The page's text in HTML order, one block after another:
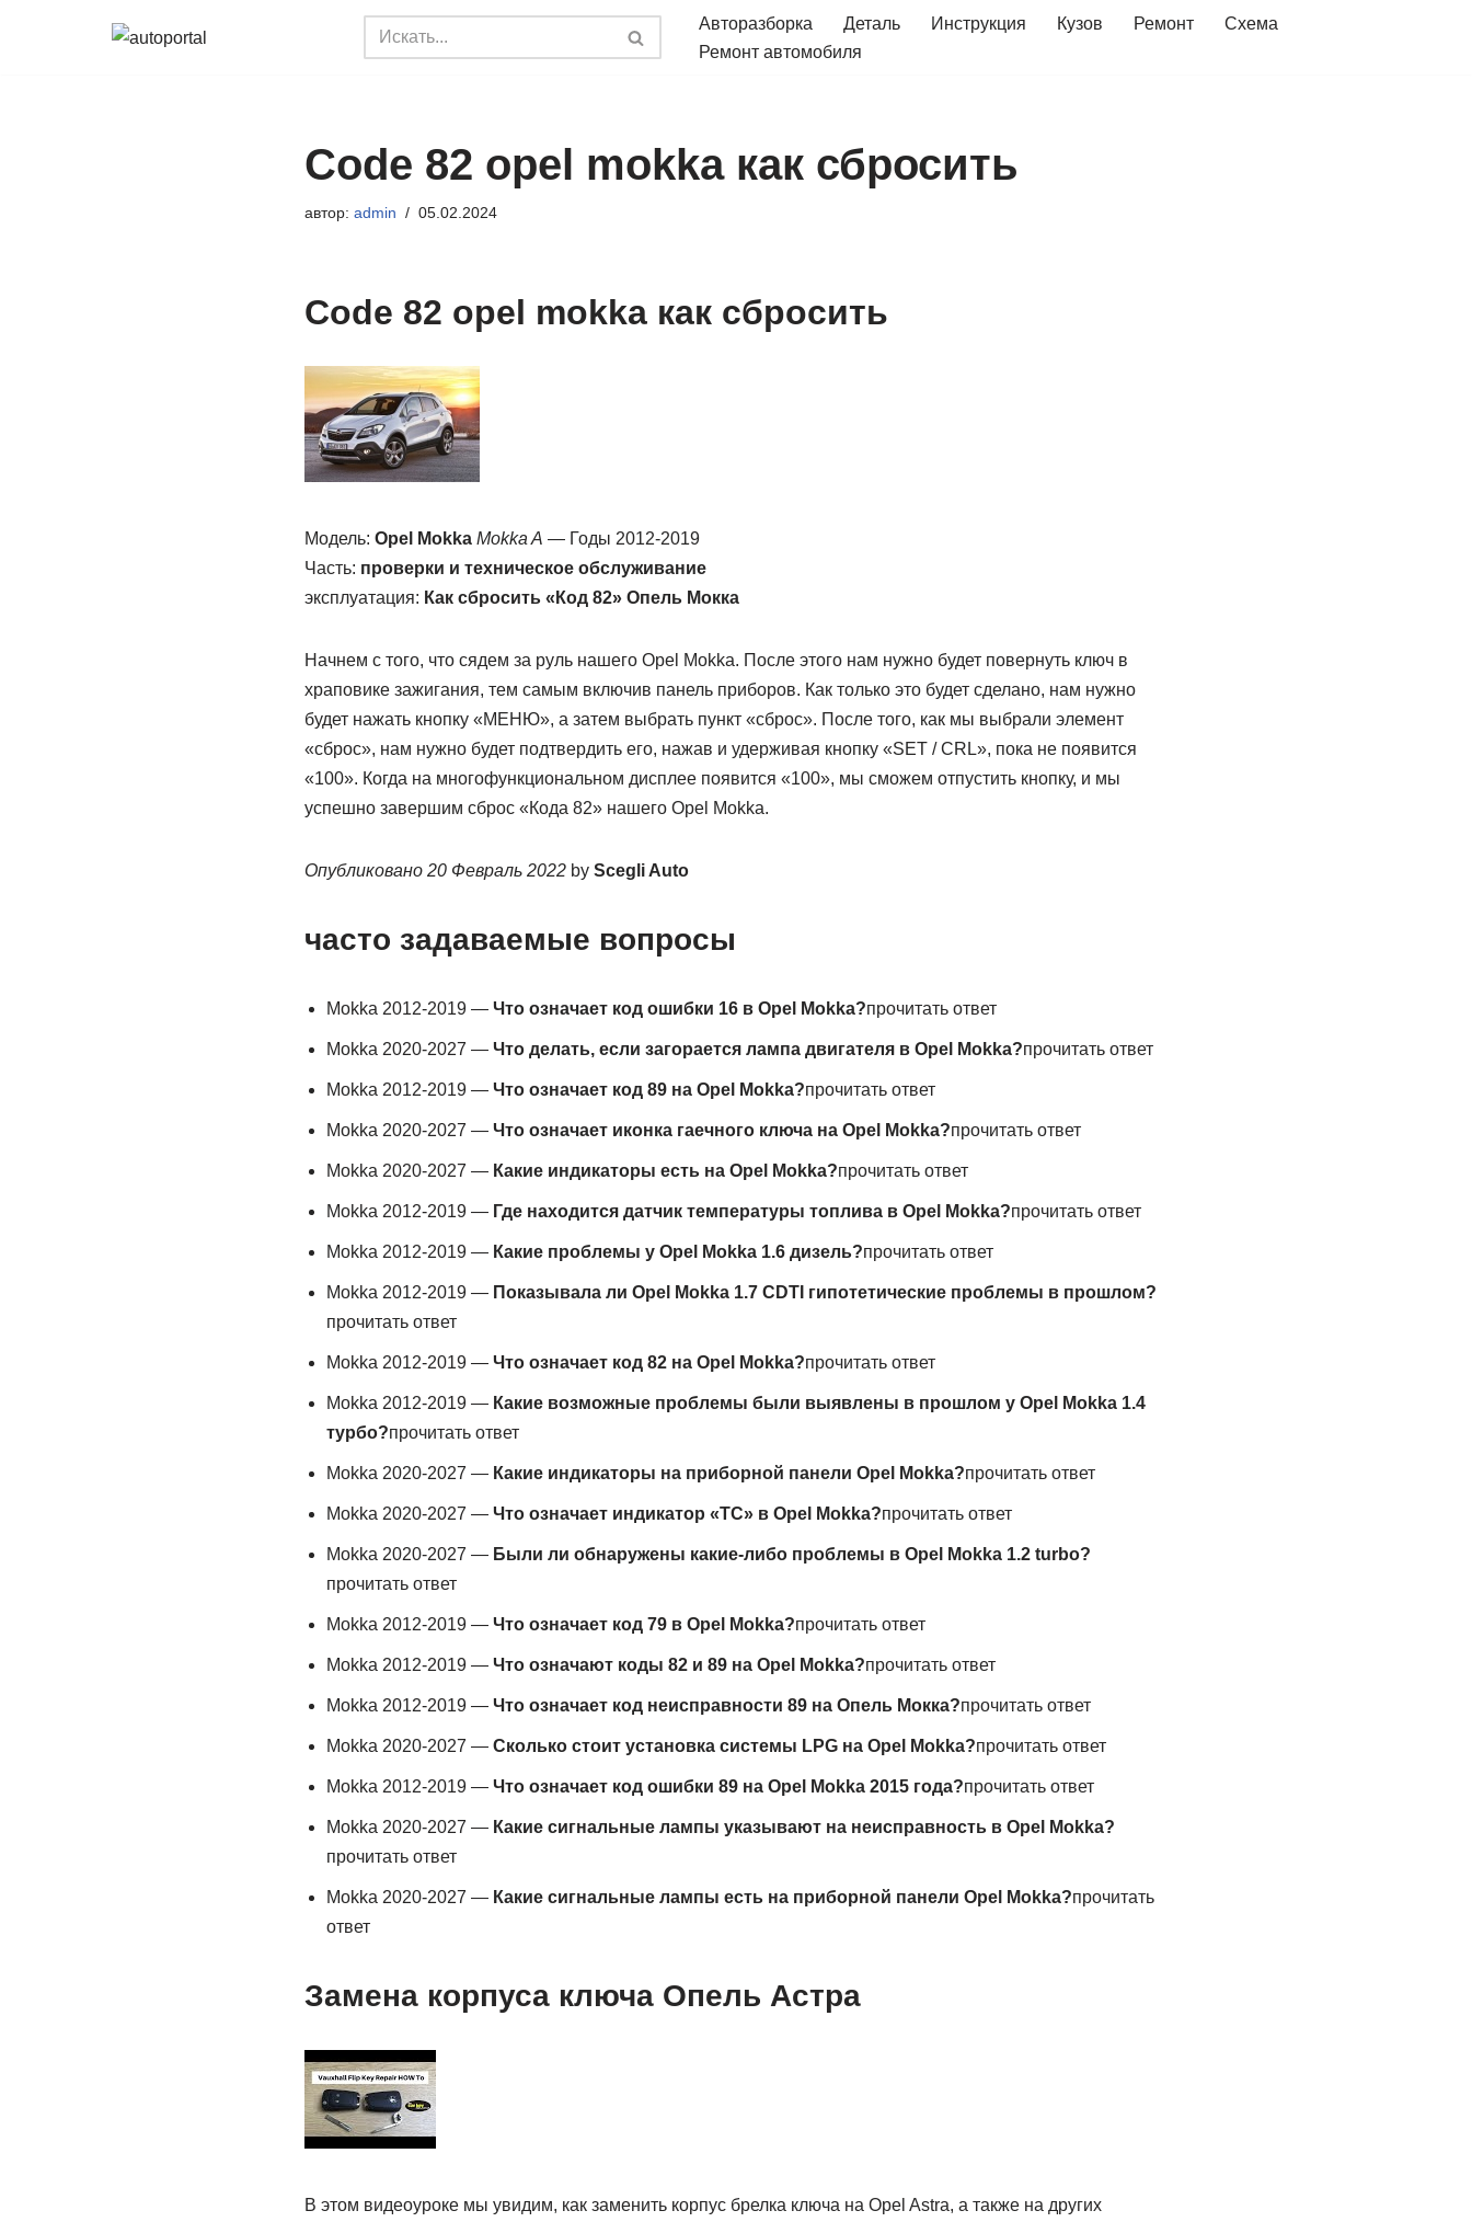
Авторазборка Деталь Инструкция Кузов Ремонт
Схема
Ремонт автомобиля
Code 82 opel mokka как сбросить
автор: admin 05.02.2024
Code 82 opel mokka как сбросить
Модель: Opel Mokka Mokka A — Годы 2012-2019
Часть: проверки и техническое обслуживание
эксплуатация: Как сбросить «Код 82» Опель Мокка
Начнем с того, что сядем за руль нашего Opel Mokka. После этого нам нужно будет повернуть ключ в
храповике зажигания, тем самым включив панель приборов. Как только это будет сделано, нам нужно
будет нажать кнопку «МЕНЮ», а затем выбрать пункт «сброс». После того, как мы выбрали элемент
«сброс», нам нужно будет подтвердить его, нажав и удерживая кнопку «SET / CRL», пока не появится
«100». Когда на многофункциональном дисплее появится «100», мы сможем отпустить кнопку, и мы
успешно завершим сброс «Кода 82» нашего Opel Mokka.
Опубликовано 20 Февраль 2022by Scegli Auto
часто задаваемые вопросы
Mokka 2012-2019 — Что означает код ошибки 16 в Opel Mokka?прочитать ответ
Mokka 2020-2027 — Что делать, если загорается лампа двигателя в Opel Mokka?прочитать ответ
Mokka 2012-2019 — Что означает код 89 на Opel Mokka?прочитать ответ
Mokka 2020-2027 — Что означает иконка гаечного ключа на Opel Mokka?прочитать ответ
Mokka 2020-2027 — Какие индикаторы есть на Opel Mokka?прочитать ответ
Mokka 2012-2019 — Где находится датчик температуры топлива в Opel Mokka?прочитать ответ
Mokka 2012-2019 — Какие проблемы у Opel Mokka 1.6 дизель?прочитать ответ
Mokka 2012-2019 — Показывала ли Opel Mokka 1.7 CDTI гипотетические проблемы в прошлом?
прочитать ответ
Mokka 2012-2019 — Что означает код 82 на Opel Mokka?прочитать ответ
Mokka 2012-2019 — Какие возможные проблемы были выявлены в прошлом у Opel Mokka 1.4
турбо?прочитать ответ
Mokka 2020-2027 — Какие индикаторы на приборной панели Opel Mokka?прочитать ответ
Mokka 2020-2027 — Что означает индикатор «TC» в Opel Mokka?прочитать ответ
Mokka 2020-2027 — Были ли обнаружены какие-либо проблемы в Opel Mokka 1.2 turbo?
прочитать ответ
Mokka 2012-2019 — Что означает код 79 в Opel Mokka?прочитать ответ
Mokka 2012-2019 — Что означают коды 82 и 89 на Opel Mokka?прочитать ответ
Mokka 2012-2019 — Что означает код неисправности 89 на Опель Мокка?прочитать ответ
Mokka 2020-2027 — Сколько стоит установка системы LPG на Opel Mokka?прочитать ответ
Mokka 2012-2019 — Что означает код ошибки 89 на Opel Mokka 2015 года?прочитать ответ
Mokka 2020-2027 — Какие сигнальные лампы указывают на неисправность в Opel Mokka?
прочитать ответ
Mokka 2020-2027 — Какие сигнальные лампы есть на приборной панели Opel Mokka?прочитать
ответ
Замена корпуса ключа Опель Астра
В этом видеоуроке мы увидим, как заменить корпус брелка ключа на Opel Astra, а также на других